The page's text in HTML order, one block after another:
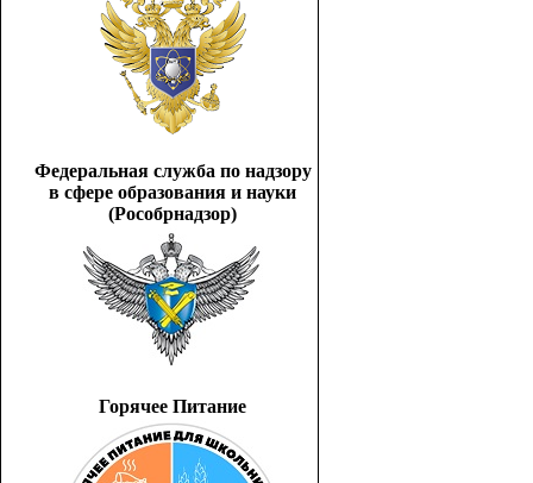
Федеральная служба по надзору
в сфере образования и науки
(Рособрнадзор)
Горячее Питание